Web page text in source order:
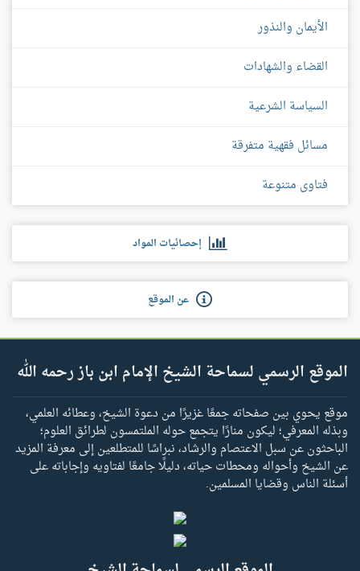
الأيمان والنذور
القضاء والشهادات
السياسة الشرعية
مسائل فقهية متفرقة
فتاوى متنوعة
إحصائيات المواد
عن الموقع
الموقع الرسمي لسماحة الشيخ الإمام ابن باز رحمه الله
موقع يحوي بين صفحاته جمعًا غزيرًا من دعوة الشيخ، وعطائه العلمي،
وبذله المعرفي؛ ليكون منارًا يتجمع حوله الملتمسون لطرائق العلوم؛
الباحثون عن سبل الاعتصام والرشاد، نبراسًا للمتطلعين إلى معرفة المزيد
عن الشيخ وأحواله ومحطات حياته، دليلًا جامعًا لفتاويه وإجاباته على
أسئلة الناس وقضايا المسلمين.